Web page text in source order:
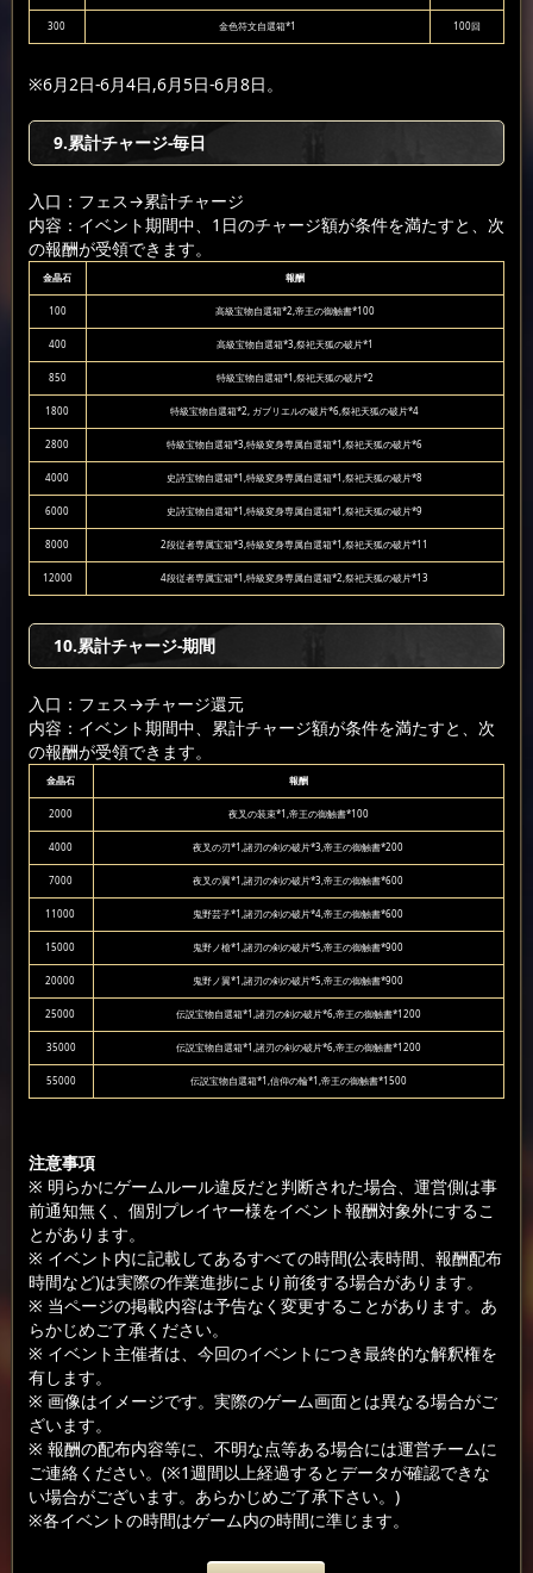
300 金色符文自選箱*1 100回
※6月2日-6月4日,6月5日-6月8日。
9.累計チャージ-毎日
入口：フェス→累計チャージ
内容：イベント期間中、1日のチャージ額が条件を満たすと、次
の報酬が受領できます。
金晶石 報酬
100 高級宝物自選箱*2,帝王の御触書*100
400 高級宝物自選箱*3,祭祀天狐の破片*1
850 特級宝物自選箱*1,祭祀天狐の破片*2
1800 特級宝物自選箱*2, ガブリエルの破片*6,祭祀天狐の破片*4
2800 特級宝物自選箱*3,特級変身専属自選箱*1,祭祀天狐の破片*6
4000 史詩宝物自選箱*1,特級変身専属自選箱*1,祭祀天狐の破片*8
6000 史詩宝物自選箱*1,特級変身専属自選箱*1,祭祀天狐の破片*9
8000 2段従者専属宝箱*3,特級変身専属自選箱*1,祭祀天狐の破片*11
12000 4段従者専属宝箱*1,特級変身専属自選箱*2,祭祀天狐の破片*13
10.累計チャージ-期間
入口：フェス→チャージ還元
内容：イベント期間中、累計チャージ額が条件を満たすと、次
の報酬が受領できます。
金晶石 報酬
2000 夜叉の装束*1,帝王の御触書*100
4000 夜叉の刃*1,諸刃の剣の破片*3,帝王の御触書*200
7000 夜叉の翼*1,諸刃の剣の破片*3,帝王の御触書*600
11000 鬼野芸子*1,諸刃の剣の破片*4,帝王の御触書*600
15000 鬼野ノ槍*1,諸刃の剣の破片*5,帝王の御触書*900
20000 鬼野ノ翼*1,諸刃の剣の破片*5,帝王の御触書*900
25000 伝説宝物自選箱*1,諸刃の剣の破片*6,帝王の御触書*1200
35000 伝説宝物自選箱*1,諸刃の剣の破片*6,帝王の御触書*1200
55000 伝説宝物自選箱*1,信仰の輪*1,帝王の御触書*1500
注意事項
※ 明らかにゲームルール違反だと判断された場合、運営側は事
前通知無く、個別プレイヤー様をイベント報酬対象外にするこ
とがあります。
※ イベント内に記載してあるすべての時間(公表時間、報酬配布
時間など)は実際の作業進捗により前後する場合があります。
※ 当ページの掲載内容は予告なく変更することがあります。あ
らかじめご了承ください。
※ イベント主催者は、今回のイベントにつき最終的な解釈権を
有します。
※ 画像はイメージです。実際のゲーム画面とは異なる場合がご
ざいます。
※ 報酬の配布内容等に、不明な点等ある場合には運営チームに
ご連絡ください。(※1週間以上経過するとデータが確認できな
い場合がございます。あらかじめご了承下さい。)
※各イベントの時間はゲーム内の時間に準じます。